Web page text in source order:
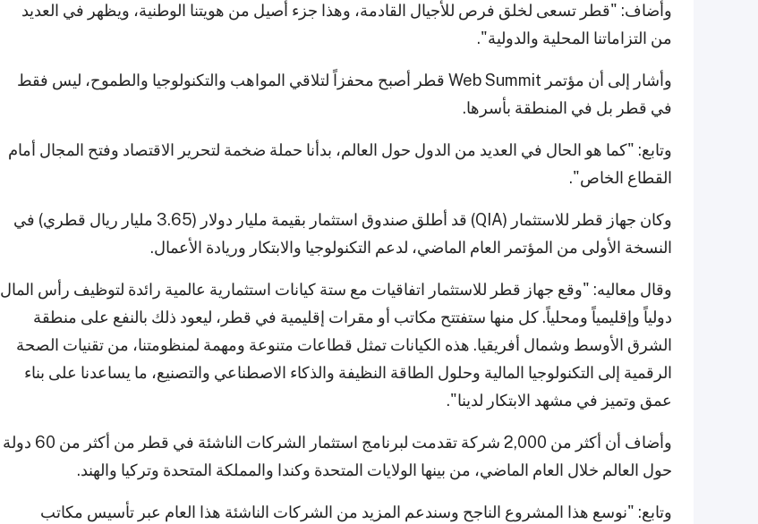
وأضاف: "قطر تسعى لخلق فرص للأجيال القادمة، وهذا جزء أصيل من هويتنا الوطنية، ويظهر في العديد
من التزاماتنا المحلية والدولية".
وأشار إلى أن مؤتمر Web Summit قطر أصبح محفزاً لتلاقي المواهب والتكنولوجيا والطموح، ليس فقط
في قطر بل في المنطقة بأسرها.
وتابع: "كما هو الحال في العديد من الدول حول العالم، بدأنا حملة ضخمة لتحرير الاقتصاد وفتح المجال أمام
القطاع الخاص".
وكان جهاز قطر للاستثمار (QIA) قد أطلق صندوق استثمار بقيمة مليار دولار (3.65 مليار ريال قطري) في
النسخة الأولى من المؤتمر العام الماضي، لدعم التكنولوجيا والابتكار وريادة الأعمال.
وقال معاليه: "وقع جهاز قطر للاستثمار اتفاقيات مع ستة كيانات استثمارية عالمية رائدة لتوظيف رأس المال
دولياً وإقليمياً ومحلياً. كل منها ستفتتح مكاتب أو مقرات إقليمية في قطر، ليعود ذلك بالنفع على منطقة
الشرق الأوسط وشمال أفريقيا. هذه الكيانات تمثل قطاعات متنوعة ومهمة لمنظومتنا، من تقنيات الصحة
الرقمية إلى التكنولوجيا المالية وحلول الطاقة النظيفة والذكاء الاصطناعي والتصنيع، ما يساعدنا على بناء
عمق وتميز في مشهد الابتكار لدينا".
وأضاف أن أكثر من 2,000 شركة تقدمت لبرنامج استثمار الشركات الناشئة في قطر من أكثر من 60 دولة
حول العالم خلال العام الماضي، من بينها الولايات المتحدة وكندا والمملكة المتحدة وتركيا والهند.
وتابع: "نوسع هذا المشروع الناجح وسندعم المزيد من الشركات الناشئة هذا العام عبر تأسيس مكاتب